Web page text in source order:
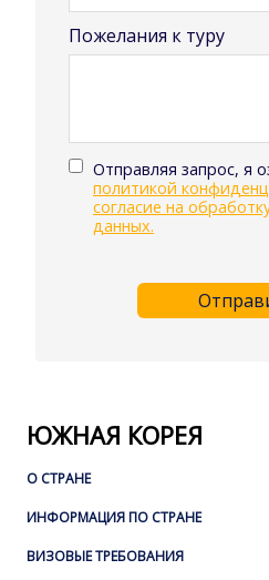
Пожелания к туру
Отправляя запрос, я
политикой
согласие на
данных.
ЮЖНАЯ КОРЕЯ
О СТРАНЕ
ИНФОРМАЦИЯ ПО СТРАНЕ
ВИЗОВЫЕ ТРЕБОВАНИЯ